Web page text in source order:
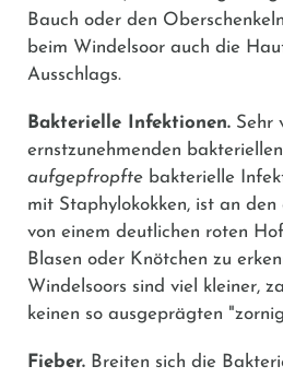
Bauch oder den
beim Windelsoor auch die
Ausschlags.
Bakterielle Infektionen. Sehr
ernstzunehmenden
aufgepfropfte bakterielle
mit Staphylokokken, ist an den
von einem deutlichen roten
Blasen oder Knötchen zu
Windelsoors sind viel kleiner,
keinen so ausgeprägten
Fieber. Breiten sich die